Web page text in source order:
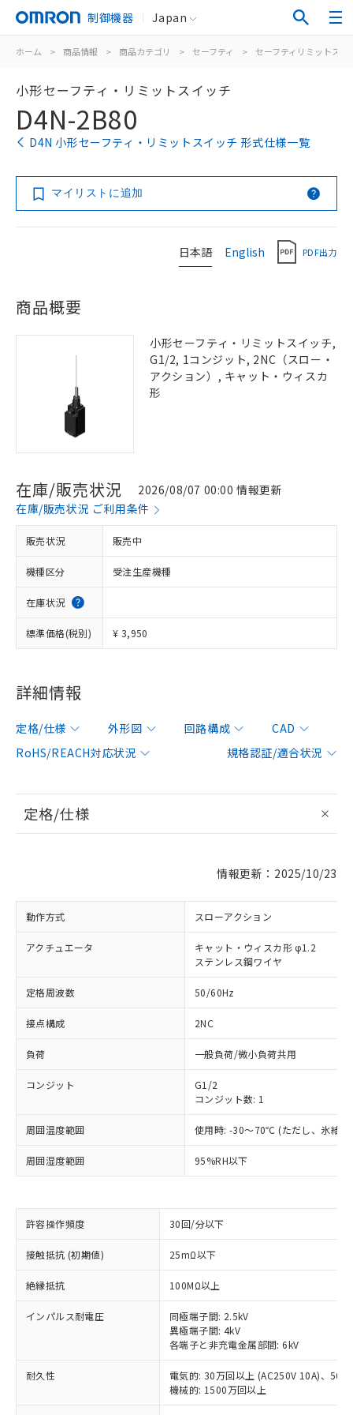
制御機器 Japan
ホーム > 商品情報 > 商品カテゴリ > セーフティ > セーフティリミットスイ
小形セーフティ・リミットスイッチ
D4N-2B80
D4N 小形セーフティ・リミットスイッチ 形式仕様一覧
マイリストに追加
日本語 English PDF出力
商品概要
小形セーフティ・リミットスイッチ,
G1/2, 1コンジット, 2NC（スロー・
アクション）, キャット・ウィスカ
形
在庫/販売状況
2026/08/07 00:00 情報更新
在庫/販売状況 ご利用条件
販売状況 販売中
機種区分 受注生産機種
在庫状況
標準価格(税別) ¥ 3,950
詳細情報
定格/仕様 外形図 回路構成
CAD
RoHS/REACH対応状況
規格認証/適合状況
定格/仕様
情報更新：2025/10/23
動作方式 スローアクション
アクチュエータ
キャット・ウィスカ形 φ1.2
ステンレス鋼ワイヤ
定格周波数 50/60Hz
接点構成 2NC
負荷 一般負荷/微小負荷共用
コンジット
G1/2
コンジット数: 1
周囲温度範囲 使用時: -30～70℃ (ただし、氷結し
周囲湿度範囲 95%RH以下
許容操作頻度 30回/分以下
接触抵抗 (初期値) 25mΩ以下
絶縁抵抗 100MΩ以上
インパルス耐電圧
同極端子間: 2.5kV
異極端子間: 4kV
各端子と非充電金属部間: 6kV
耐久性
電気的: 30万回以上 (AC250V 10A)、50
機械的: 1500万回以上
ご利用条件
以下の条件をお読みいただき、同意のうえ
本サービスは、当社制御機器事業取扱
商品の当社在庫状況および標準価格
(税抜)を提供させていただくもので
※1 対応状況
対応済み：EU RoHS指令（10物質）の
非含有に対応した製品が提供可能な商品で
対応予定：EU RoHS指令（10物質）の非含
有に対応した製品に切り替える予定のある
商品です。
対応予定なし：EU RoHS指令（10物質）の
非含有に非対応の商品で、対応品を出す予
調査・確認中：EU RoHS指令（10物質）の
非含有の対応状況を調査中または確認中の
非該当品：ライセンス料など無形物で、有
※1 中国RoHS○×表
「○」：最大均質材料含有率が中国RoHSの